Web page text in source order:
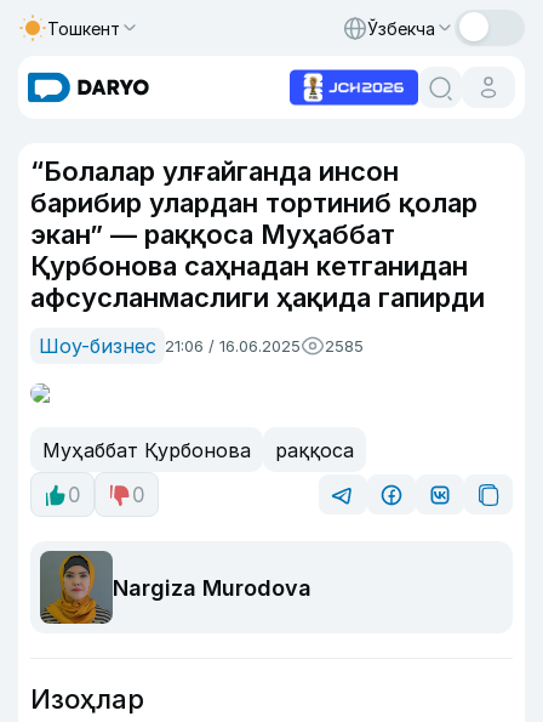
Тошкент Ўзбекча
“Болалар улғайганда инсон
барибир улардан тортиниб қолар
экан” — раққоса Муҳаббат
Қурбонова саҳнадан кетганидан
афсусланмаслиги ҳақида гапирди
Шоу-бизнес 21:06 / 16.06.2025 2585
Муҳаббат Қурбонова
раққоса
0
0
Nargiza Murodova
Изоҳлар